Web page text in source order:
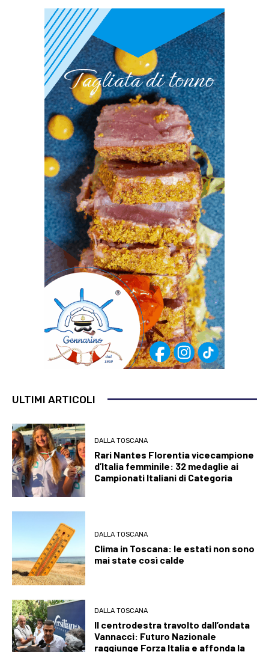
ULTIMI ARTICOLI
DALLA TOSCANA
Rari Nantes Florentia vicecampione
d’Italia femminile: 32 medaglie ai
Campionati Italiani di Categoria
DALLA TOSCANA
Clima in Toscana: le estati non sono
mai state così calde
DALLA TOSCANA
Il centrodestra travolto dall’ondata
Vannacci: Futuro Nazionale
raggiunge Forza Italia e affonda la